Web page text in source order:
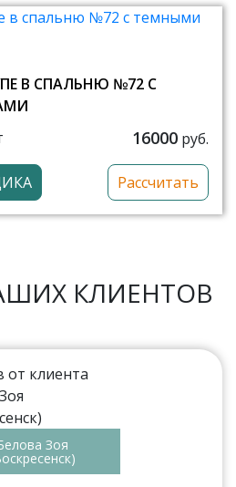
В СПАЛЬНЮ №72 С
16000 руб.
Рассчитать
КЛИЕНТОВ
Зоя